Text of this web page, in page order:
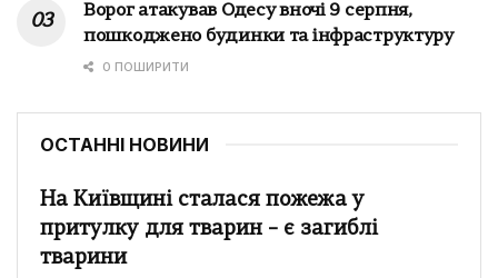
Ворог атакував Одесу вночі 9 серпня,
пошкоджено будинки та інфраструктуру
0 ПОШИРИТИ
ОСТАННІ НОВИНИ
На Київщині сталася пожежа у
притулку для тварин – є загиблі
тварини